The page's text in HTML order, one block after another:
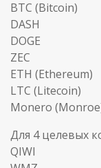
BTC (Bitcoin)
DASH
DOGE
ZEC
ETH (Ethereum)
LTC (Litecoin)
Monero
Для 4 целевых
QIWI